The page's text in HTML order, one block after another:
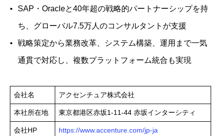
SAP・Oracleと40年超の戦略的パートナーシップを持
ち、グローバル7.5万人のコンサルタントが支援
戦略策定から業務改革、システム構築、運用まで一気
通貫で対応し、複数プラットフォーム統合も実現
会社名 アクセンチュア株式会社
本社所在地 東京都港区赤坂1-11-44 赤坂インターシティ
会社HP https://www.accenture.com/jp-ja